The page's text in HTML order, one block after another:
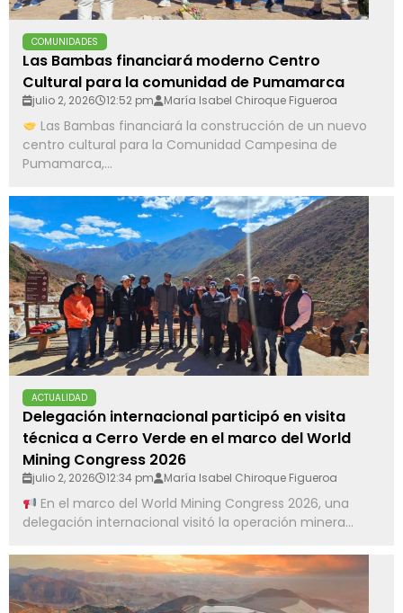
COMUNIDADES
Las Bambas financiará moderno Centro
Cultural para la comunidad de Pumamarca
julio 2, 2026 12:52 pm María Isabel Chiroque Figueroa
Las Bambas financiará la construcción de un nuevo
centro cultural para la Comunidad Campesina de
Pumamarca,...
ACTUALIDAD
Delegación internacional participó en visita
técnica a Cerro Verde en el marco del World
Mining Congress 2026
julio 2, 2026 12:34 pm María Isabel Chiroque Figueroa
En el marco del World Mining Congress 2026, una
delegación internacional visitó la operación minera...